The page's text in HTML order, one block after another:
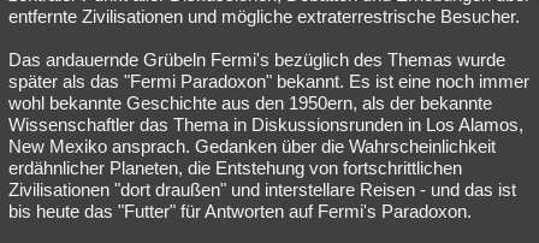
entfernte Zivilisationen und mögliche extraterrestrische Besucher.
Das andauernde Grübeln Fermi's bezüglich des Themas wurde
später als das "Fermi Paradoxon" bekannt. Es ist eine noch immer
wohl bekannte Geschichte aus den 1950ern, als der bekannte
Wissenschaftler das Thema in Diskussionsrunden in Los Alamos,
New Mexiko ansprach. Gedanken über die Wahrscheinlichkeit
erdähnlicher Planeten, die Entstehung von fortschrittlichen
Zivilisationen "dort draußen" und interstellare Reisen - und das ist
bis heute das "Futter" für Antworten auf Fermi's Paradoxon.